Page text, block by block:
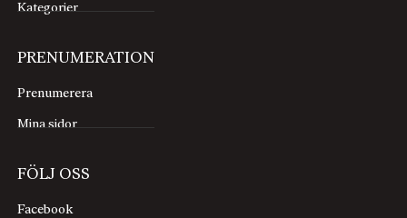
Kategorier
PRENUMERATION
Prenumerera
Mina sidor
FÖLJ OSS
Facebook